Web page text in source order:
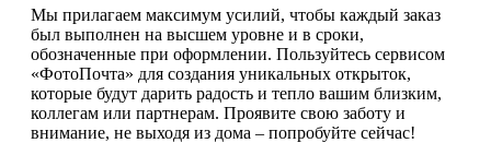
Мы прилагаем максимум усилий, чтобы каждый заказ
был выполнен на высшем уровне и в сроки,
обозначенные при оформлении. Пользуйтесь сервисом
«ФотоПочта» для создания уникальных открыток,
которые будут дарить радость и тепло вашим близким,
коллегам или партнерам. Проявите свою заботу и
внимание, не выходя из дома – попробуйте сейчас!